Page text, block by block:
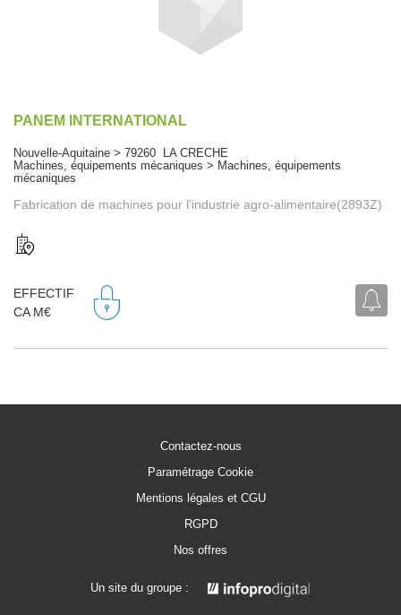
PANEM INTERNATIONAL
Nouvelle-Aquitaine > 79260 LA CRECHE
Machines, équipements mécaniques > Machines, équipements
mécaniques
Fabrication de machines pour l'industrie agro-alimentaire(2893Z)
EFFECTIF
CA M€
Contactez-nous
Paramétrage Cookie
Mentions légales et CGU
RGPD
Nos offres
Un site du groupe :